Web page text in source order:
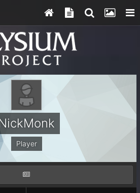
Player